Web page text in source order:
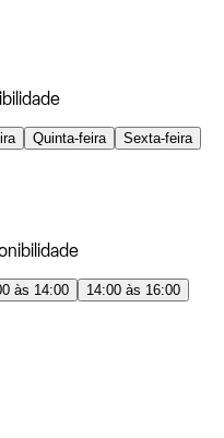
Quinta-feira
Sexta-feira
às 14:00
14:00 às 16:00